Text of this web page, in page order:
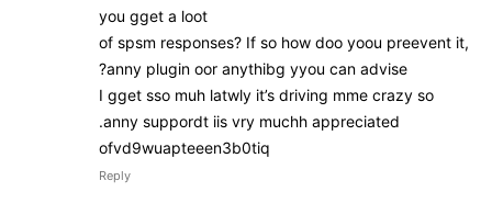
you gget a loot
of spsm responses? If so how doo yoou preevent it,
anny plugin oor anythibg yyou can advise?
I gget sso muh latwly it’s driving mme crazy so
anny suppordt iis vry muchh appreciated.
ofvd9wuapteeen3b0tiq
Reply